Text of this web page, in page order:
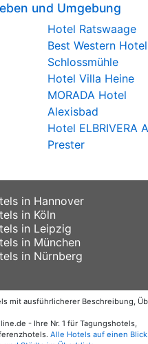
und Umgebung
Hotel Ratswaage
Best Western Hotel
Schlossmühle
Hotel Villa Heine
MORADA Hotel
Alexisbad
Hotel ELBRIVERA
Prester
in Hannover
in Köln
in Leipzig
in München
in Nürnberg
mit ausführlicherer Beschreibung,
- Ihre Nr. 1 für Tagungshotels,
Alle Hotels auf einen Blick